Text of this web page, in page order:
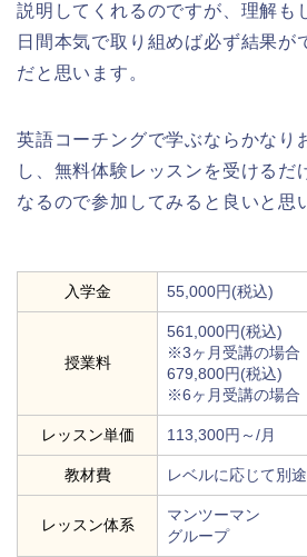
説明してくれるのですが、理解も
日間本気で取り組めば必ず結果が
だと思います。
英語コーチングで学ぶならかなり
し、無料体験レッスンを受けるだ
なるので参加してみると良いと思
入学金 55,000円(税込)
授業料
561,000円(税込)
※3ヶ月受講の場合
679,800円(税込)
※6ヶ月受講の場合
レッスン単価 113,300円～/月
教材費 レベルに応じて別
レッスン体系
マンツーマン
グループ